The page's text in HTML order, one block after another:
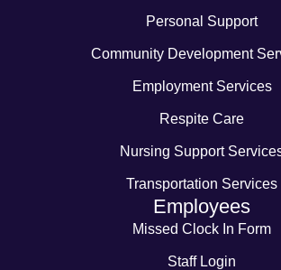
Personal Support
Community Development
Employment Services
Respite Care
Nursing Support
Transportation Services
Employees
Missed Clock In Form
Staff Login